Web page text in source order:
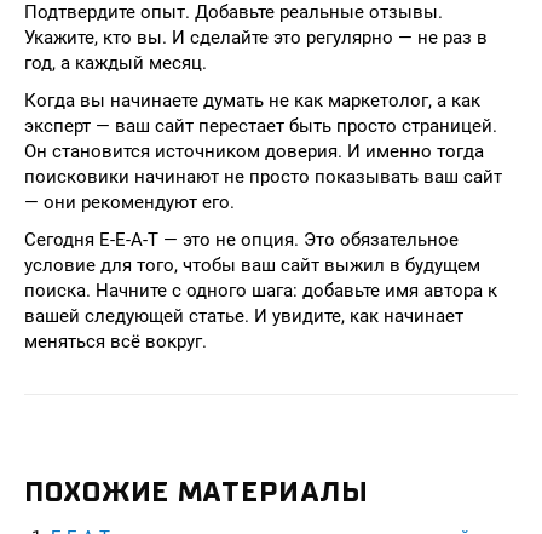
Подтвердите опыт. Добавьте реальные отзывы.
Укажите, кто вы. И сделайте это регулярно — не раз в
год, а каждый месяц.
Когда вы начинаете думать не как маркетолог, а как
эксперт — ваш сайт перестает быть просто страницей.
Он становится источником доверия. И именно тогда
поисковики начинают не просто показывать ваш сайт
— они рекомендуют его.
Сегодня E-E-A-T — это не опция. Это обязательное
условие для того, чтобы ваш сайт выжил в будущем
поиска. Начните с одного шага: добавьте имя автора к
вашей следующей статье. И увидите, как начинает
меняться всё вокруг.
ПОХОЖИЕ МАТЕРИАЛЫ